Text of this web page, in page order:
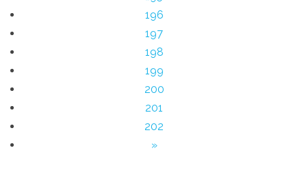
196
197
198
199
200
201
202
»